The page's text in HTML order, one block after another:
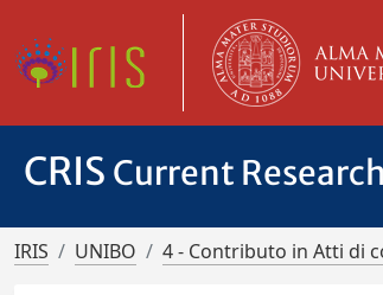
CRIS Current
IRIS UNIBO 4 - Contributo in Atti di